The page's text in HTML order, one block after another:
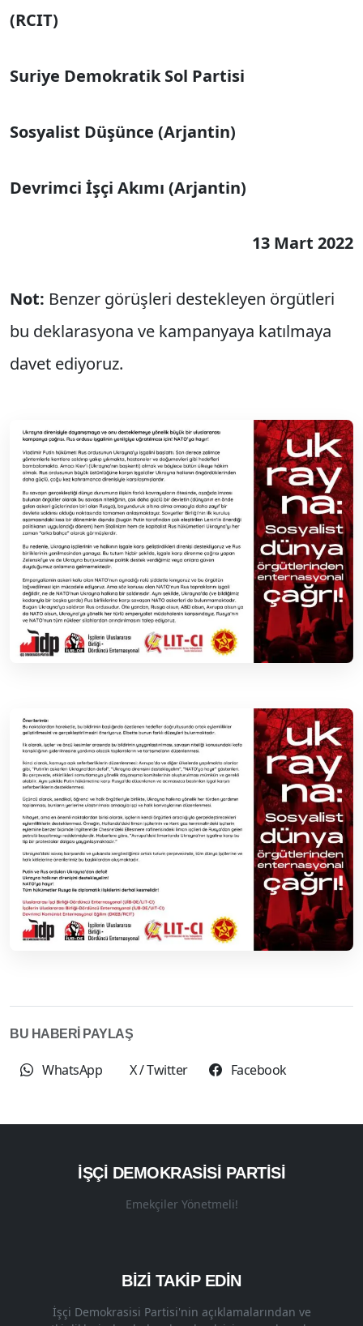
(RCIT)
Suriye Demokratik Sol Partisi
Sosyalist Düşünce (Arjantin)
Devrimci İşçi Akımı (Arjantin)
13 Mart 2022
Not: Benzer görüşleri destekleyen örgütleri
bu deklarasyona ve kampanyaya katılmaya
davet ediyoruz.
BU HABERİ PAYLAŞ
WhatsApp X / Twitter Facebook
İŞÇI DEMOKRASISI PARTISI
Emekçiler Yönetmeli!
BİZİ TAKİP EDİN
İşçi Demokrasisi Partisi'nin açıklamalarından ve